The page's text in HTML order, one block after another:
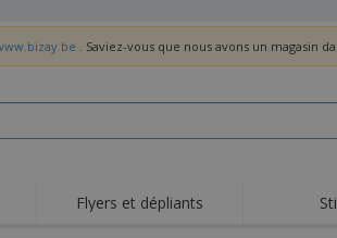
. Saviez-vous que nous avons un magasin
Flyers et dépliants